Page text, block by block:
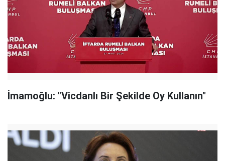
İmamoğlu: "Vicdanlı Bir Şekilde Oy Kullanın"